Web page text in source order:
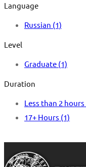
Language
Russian (1)
Level
Graduate (1)
Duration
Less than 2 hours
17+ Hours (1)